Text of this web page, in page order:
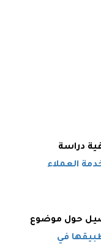
دراسة
العملاء
حول موضوع
في